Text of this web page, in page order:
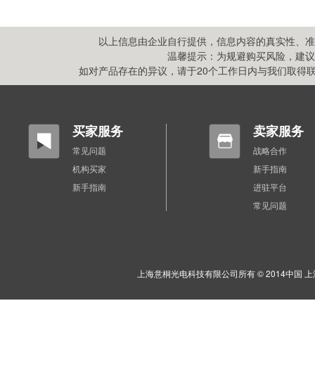
以上信息由企业自行提供，信息内容的真实性、
温馨提示：为规避购买风险，建
如对产品存在的异议，请于20个工作日内与我们取得
买家服务
常见问题
机构买家
新手指南
卖家服务
战略合作
新手指南
进驻平台
常见问题
上海意桐光电科技有限公司所有 © 2014中国